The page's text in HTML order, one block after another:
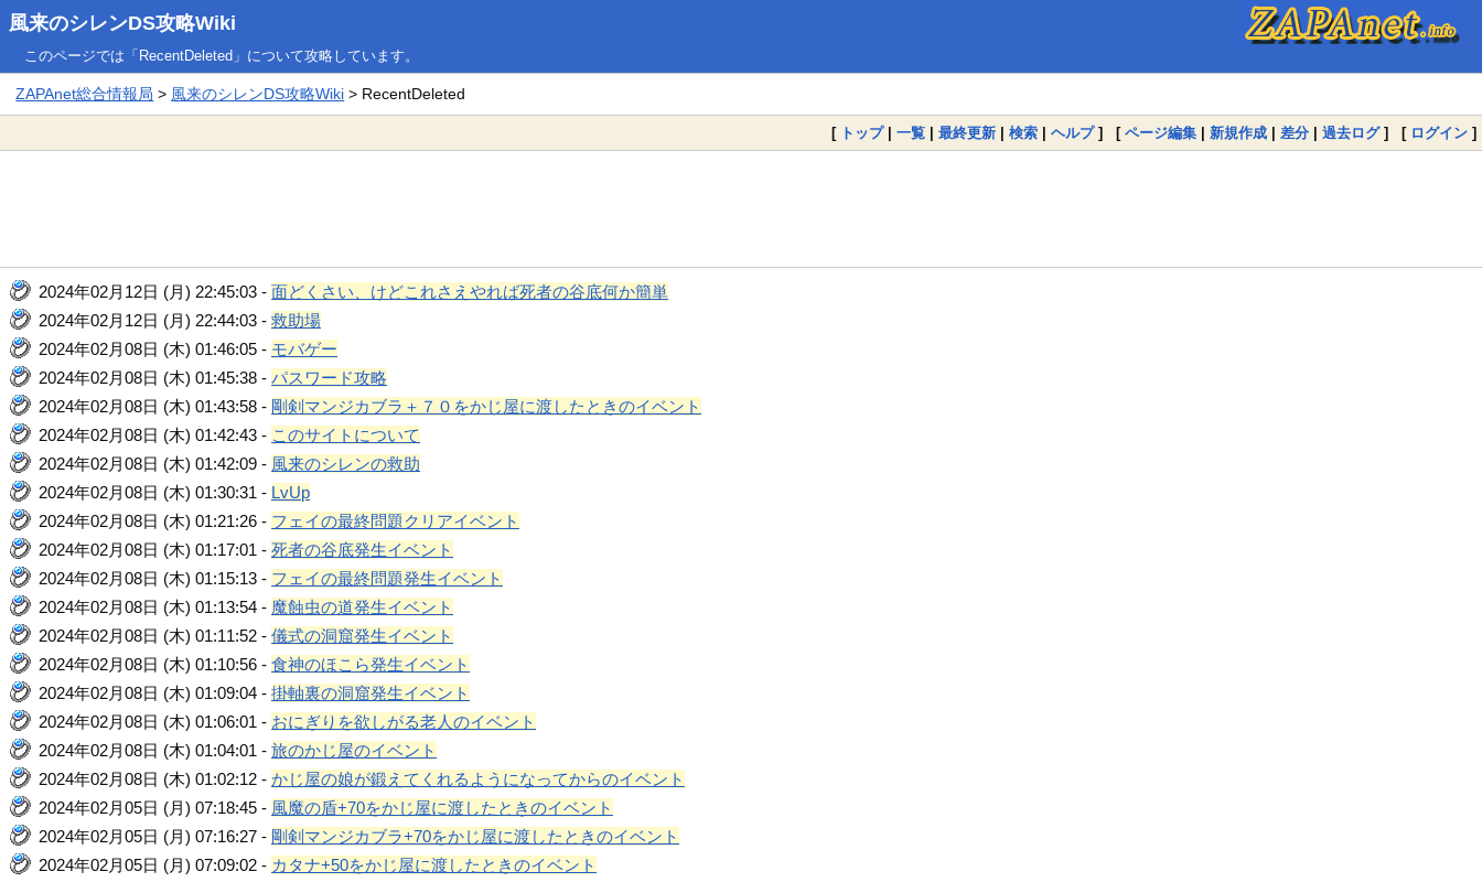
風来のシレンDS攻略Wiki
このページでは「RecentDeleted」について攻略しています。
ZAPAnet総合情報局 > 風来のシレンDS攻略Wiki > RecentDeleted
[ トップ| 一覧 | 最終更新 | 検索 | ヘルプ] [ ページ編集 | 新規作成 | 差分 | 過去ログ] [ ログイン ]
2024年02月12日 (月) 22:45:03 -面どくさい、けどこれさえやれば死者の谷底何か簡単
2024年02月12日 (月) 22:44:03 -救助場
2024年02月08日 (木) 01:46:05 - モバゲー
2024年02月08日 (木) 01:45:38 -パスワード攻略
2024年02月08日 (木) 01:43:58 - 剛剣マンジカブラ＋７０をかじ屋に渡したときのイベント
2024年02月08日 (木) 01:42:43 - このサイトについて
2024年02月08日 (木) 01:42:09 - 風来のシレンの救助
2024年02月08日 (木) 01:30:31 - LvUp
2024年02月08日 (木) 01:21:26 - フェイの最終問題クリアイベント
2024年02月08日 (木) 01:17:01 -死者の谷底発生イベント
2024年02月08日 (木) 01:15:13 - フェイの最終問題発生イベント
2024年02月08日 (木) 01:13:54 - 魔蝕虫の道発生イベント
2024年02月08日 (木) 01:11:52 -儀式の洞窟発生イベント
2024年02月08日 (木) 01:10:56 -食神のほこら発生イベント
2024年02月08日 (木) 01:09:04 -掛軸裏の洞窟発生イベント
2024年02月08日 (木) 01:06:01 - おにぎりを欲しがる老人のイベント
2024年02月08日 (木) 01:04:01 -旅のかじ屋のイベント
2024年02月08日 (木) 01:02:12 -かじ屋の娘が鍛えてくれるようになってからのイベント
2024年02月05日 (月) 07:18:45 - 風魔の盾+70をかじ屋に渡したときのイベント
2024年02月05日 (月) 07:16:27 - 剛剣マンジカブラ+70をかじ屋に渡したときのイベント
2024年02月05日 (月) 07:09:02 - カタナ+50をかじ屋に渡したときのイベント